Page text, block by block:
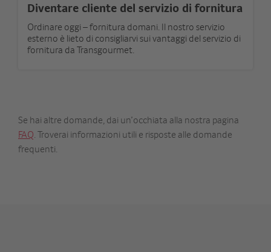
Diventare cliente del servizio di fornitura
Ordinare oggi – fornitura domani. Il nostro servizio
esterno è lieto di consigliarvi sui vantaggi del servizio di
fornitura da Transgourmet.
Se hai altre domande, dai un’occhiata alla nostra pagina
FAQ. Troverai informazioni utili e risposte alle domande
frequenti.